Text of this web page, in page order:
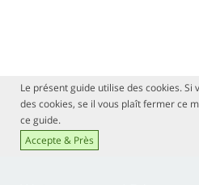
Le présent guide utilise des cookies.
des cookies, se il vous plaît fermer ce
ce guide.
Accepte & Près